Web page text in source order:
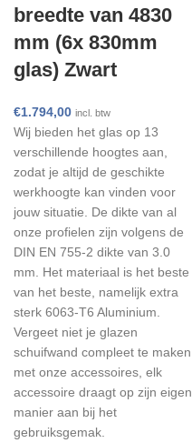
breedte van 4830
mm (6x 830mm
glas) Zwart
€1.794,00 incl. btw
Wij bieden het glas op 13
verschillende hoogtes aan,
zodat je altijd de geschikte
werkhoogte kan vinden voor
jouw situatie. De dikte van al
onze profielen zijn volgens de
DIN EN 755-2 dikte van 3.0
mm. Het materiaal is het beste
van het beste, namelijk extra
sterk 6063-T6 Aluminium.
Vergeet niet je glazen
schuifwand compleet te maken
met onze accessoires, elk
accessoire draagt op zijn eigen
manier aan bij het
gebruiksgemak.